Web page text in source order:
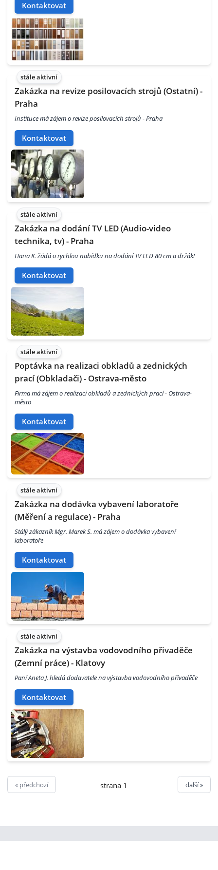
Kontaktovat
stále aktivní
Zakázka na revize posilovacích strojů (Ostatní) -
Praha
Instituce má zájem o revize posilovacích strojů - Praha
Kontaktovat
stále aktivní
Zakázka na dodání TV LED (Audio-video
technika, tv) - Praha
Hana K. žádá o rychlou nabídku na dodání TV LED 80 cm a držák!
Kontaktovat
stále aktivní
Poptávka na realizaci obkladů a zednických
prací (Obkladači) - Ostrava-město
Firma má zájem o realizaci obkladů a zednických prací - Ostrava-
město
Kontaktovat
stále aktivní
Zakázka na dodávka vybavení laboratoře
(Měření a regulace) - Praha
Stálý zákazník Mgr. Marek S. má zájem o dodávka vybavení
laboratoře
Kontaktovat
stále aktivní
Zakázka na výstavba vodovodního přivaděče
(Zemní práce) - Klatovy
Paní Aneta J. hledá dodavatele na výstavba vodovodního přivaděče
Kontaktovat
« předchozí strana 1 další »